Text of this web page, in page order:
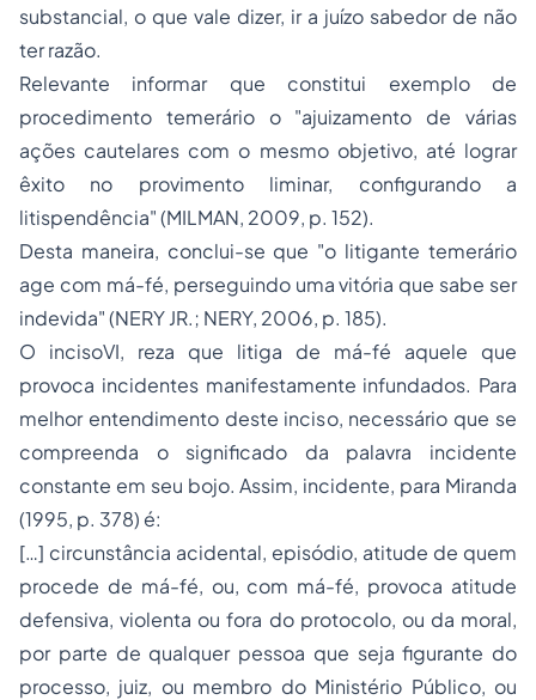
substancial, o que vale dizer, ir a juízo sabedor de não
ter razão.
Relevante informar que constitui exemplo de
procedimento temerário o "ajuizamento de várias
ações cautelares com o mesmo objetivo, até lograr
êxito no provimento liminar, configurando a
litispendência" (MILMAN, 2009, p. 152).
Desta maneira, conclui-se que "o litigante temerário
age com má-fé, perseguindo uma vitória que sabe ser
indevida" (NERY JR.; NERY, 2006, p. 185).
O incisoVI, reza que litiga de má-fé aquele que
provoca incidentes manifestamente infundados. Para
melhor entendimento deste inciso, necessário que se
compreenda o significado da palavra incidente
constante em seu bojo. Assim, incidente, para Miranda
(1995, p. 378) é:
[…] circunstância acidental, episódio, atitude de quem
procede de má-fé, ou, com má-fé, provoca atitude
defensiva, violenta ou fora do protocolo, ou da moral,
por parte de qualquer pessoa que seja figurante do
processo, juiz, ou membro do Ministério Público, ou